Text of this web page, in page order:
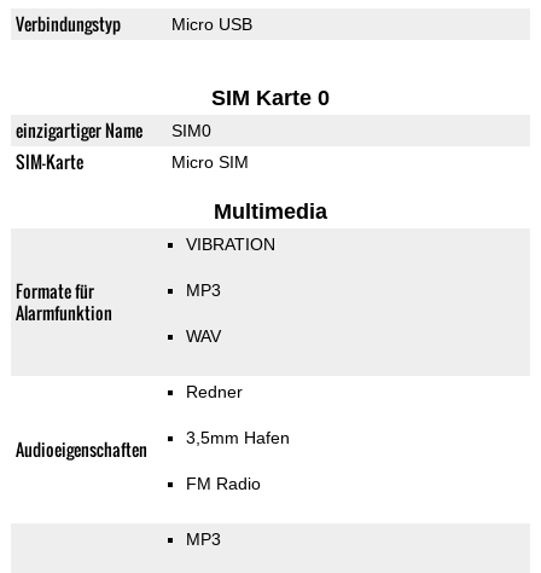
Verbindungstyp Micro USB
SIM Karte 0
einzigartiger Name SIM0
SIM-Karte Micro SIM
Multimedia
Formate für
Alarmfunktion
VIBRATION
MP3
WAV
Audioeigenschaften
Redner
3,5mm Hafen
FM Radio
MP3